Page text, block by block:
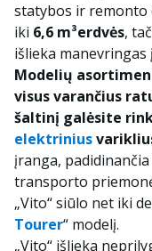
statybos ir remonto
iki 6,6 m³erdvės,
išlieka
Modelių
visus varančius
šaltinį galėsite
elektrinius
įranga,
transporto
„Vito“ siūlo net iki
Tourer“ modelį.
„Vito“ išlieka